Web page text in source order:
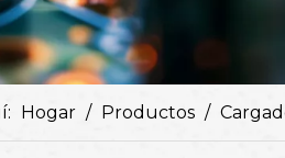
Hogar / Productos /